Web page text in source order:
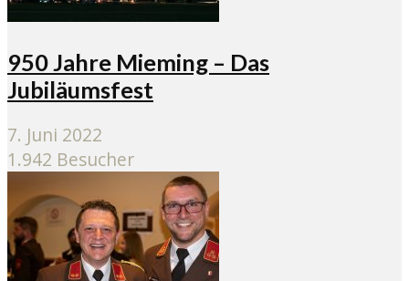
950 Jahre Mieming – Das
Jubiläumsfest
7. Juni 2022
1.942 Besucher